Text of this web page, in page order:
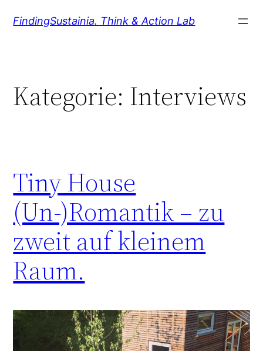
InhaltFindingSustainia. Think & Action Lab
Kategorie: Interviews
Tiny House
(Un-)Romantik – zu
zweit auf kleinem
Raum.